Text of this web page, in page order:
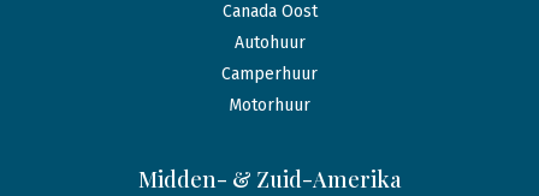
Canada Oost
Autohuur
Camperhuur
Motorhuur
Midden- & Zuid-Amerika